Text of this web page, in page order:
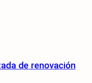
de renovación